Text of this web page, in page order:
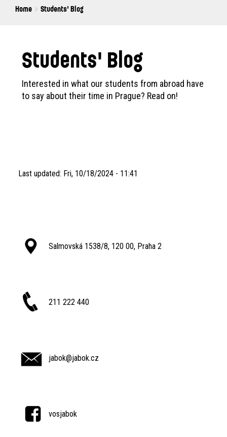
Breadcrumbs
You
Home Students' Blog
Students' Blog
Interested in what our students from abroad have
to say about their time in Prague? Read on!
Last updated: Fri, 10/18/2024 - 11:41
Salmovská 1538/8, 120 00, Praha 2
211 222 440
jabok@jabok.cz
vosjabok